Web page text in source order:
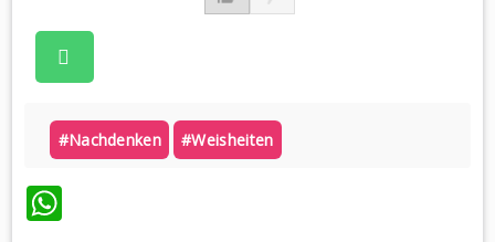
#nachdenken #weisheiten
WhatsApp